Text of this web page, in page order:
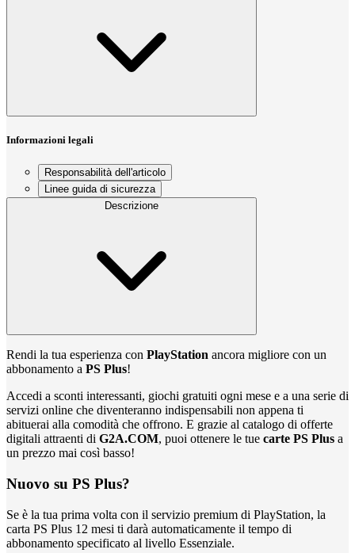
Informazioni legali
Responsabilità dell'articolo
Linee guida di sicurezza
Descrizione
Rendi la tua esperienza con PlayStation ancora migliore con un
abbonamento a PS Plus!
Accedi a sconti interessanti, giochi gratuiti ogni mese e a una serie di
servizi online che diventeranno indispensabili non appena ti
abituerai alla comodità che offrono. E grazie al catalogo di offerte
digitali attraenti di G2A.COM, puoi ottenere le tue carte PS Plus a
un prezzo mai così basso!
Nuovo su PS Plus?
Se è la tua prima volta con il servizio premium di PlayStation, la
carta PS Plus 12 mesi ti darà automaticamente il tempo di
abbonamento specificato al livello Essenziale.